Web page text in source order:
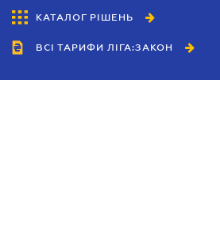
КАТАЛОГ РІШЕНЬ
ВСІ ТАРИФИ ЛІГА:ЗАКОН